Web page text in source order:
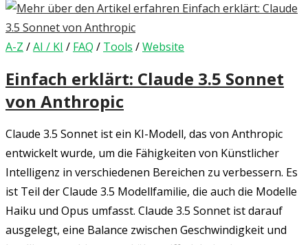
A-Z /AI / KI / FAQ / Tools /Website
Einfach erklärt: Claude 3.5 Sonnet
von Anthropic
Claude 3.5 Sonnet ist ein KI-Modell, das von Anthropic
entwickelt wurde, um die Fähigkeiten von Künstlicher
Intelligenz in verschiedenen Bereichen zu verbessern. Es
ist Teil der Claude 3.5 Modellfamilie, die auch die Modelle
Haiku und Opus umfasst. Claude 3.5 Sonnet ist darauf
ausgelegt, eine Balance zwischen Geschwindigkeit und